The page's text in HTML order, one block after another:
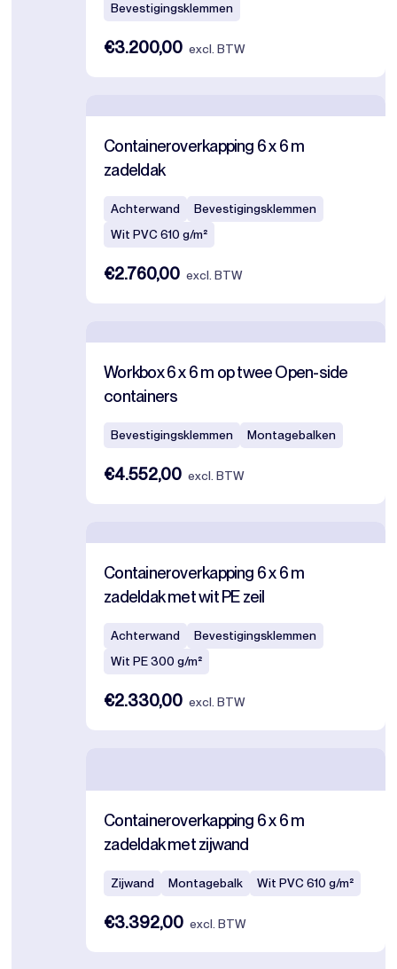
Bevestigingsklemmen
€3.200,00 excl. BTW
Containeroverkapping 6 x 6 m
zadeldak
Achterwand
Bevestigingsklemmen
Wit PVC 610 g/m²
€2.760,00 excl. BTW
Workbox 6 x 6 m op twee Open-side
containers
Bevestigingsklemmen Montagebalken
€4.552,00 excl. BTW
Containeroverkapping 6 x 6 m
zadeldak met wit PE zeil
Achterwand
Bevestigingsklemmen
Wit PE 300 g/m²
€2.330,00 excl. BTW
Containeroverkapping 6 x 6 m
zadeldak met zijwand
Zijwand Montagebalk Wit PVC 610 g/m²
€3.392,00 excl. BTW